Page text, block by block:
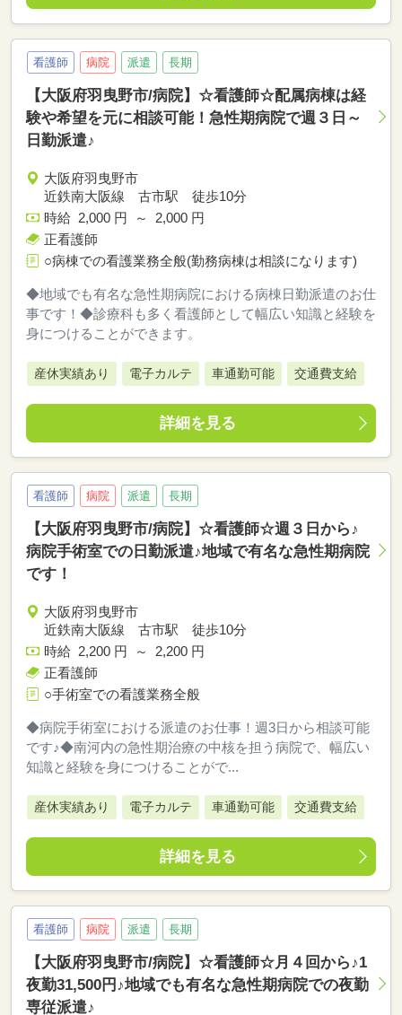
看護師 病院 派遣 長期
【大阪府羽曳野市/病院】☆看護師☆配属病棟は経
験や希望を元に相談可能！急性期病院で週３日～
日勤派遣♪
大阪府羽曳野市
近鉄南大阪線 古市駅 徒歩10分
時給 2,000 円 ～ 2,000 円
正看護師
○病棟での看護業務全般(勤務病棟は相談になります)
◆地域でも有名な急性期病院における病棟日勤派遣のお仕
事です！◆診療科も多く看護師として幅広い知識と経験を
身につけることができます。
産休実績あり 電子カルテ 車通勤可能 交通費支給
詳細を見る
看護師 病院 派遣 長期
【大阪府羽曳野市/病院】☆看護師☆週３日から♪
病院手術室での日勤派遣♪地域で有名な急性期病院
です！
大阪府羽曳野市
近鉄南大阪線 古市駅 徒歩10分
時給 2,200 円 ～ 2,200 円
正看護師
○手術室での看護業務全般
◆病院手術室における派遣のお仕事！週3日から相談可能
です♪◆南河内の急性期治療の中核を担う病院で、幅広い
知識と経験を身につけることがで...
産休実績あり 電子カルテ 車通勤可能 交通費支給
詳細を見る
看護師 病院 派遣 長期
【大阪府羽曳野市/病院】☆看護師☆月４回から♪1
夜勤31,500円♪地域でも有名な急性期病院での夜勤
専従派遣♪